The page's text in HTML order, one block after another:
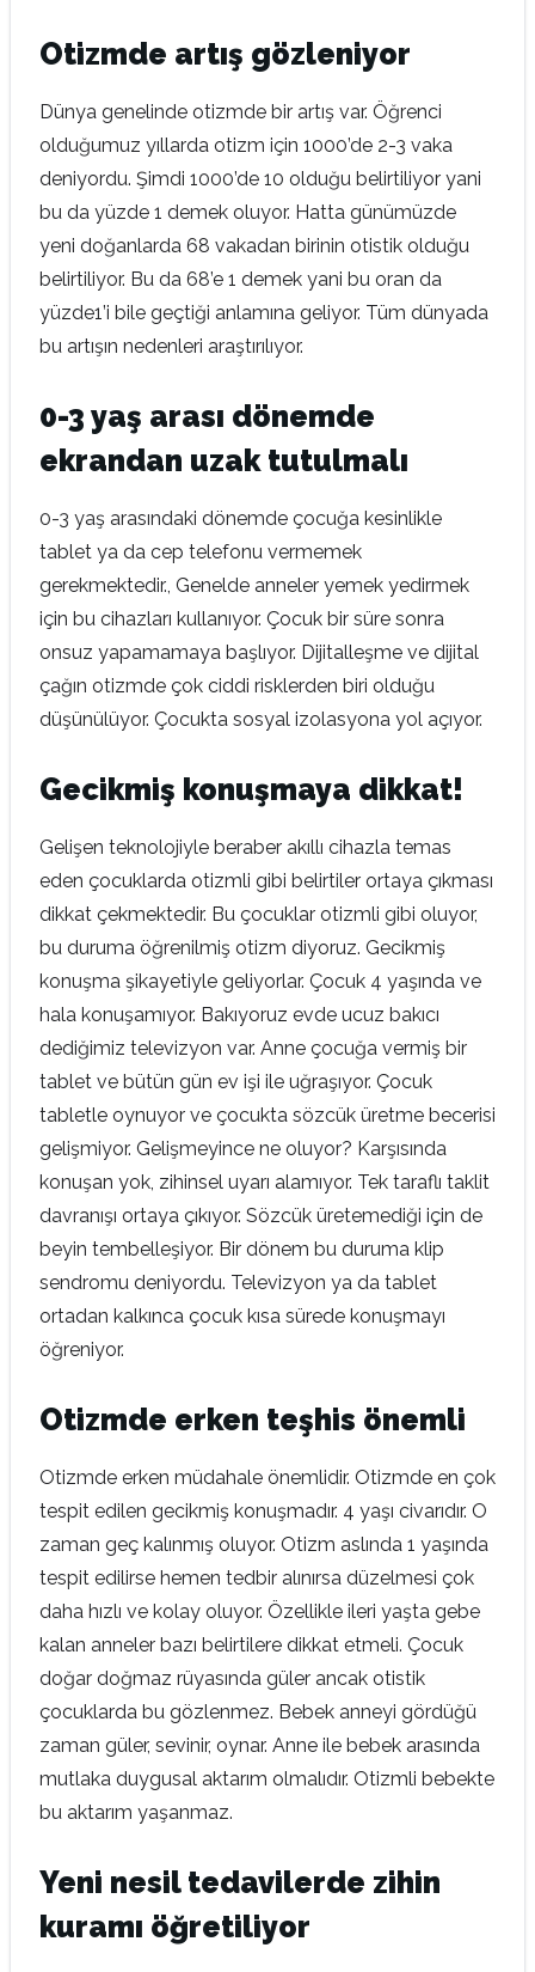
Otizmde artış gözleniyor
Dünya genelinde otizmde bir artış var. Öğrenci
olduğumuz yıllarda otizm için 1000’de 2-3 vaka
deniyordu. Şimdi 1000’de 10 olduğu belirtiliyor yani
bu da yüzde 1 demek oluyor. Hatta günümüzde
yeni doğanlarda 68 vakadan birinin otistik olduğu
belirtiliyor. Bu da 68’e 1 demek yani bu oran da
yüzde1’i bile geçtiği anlamına geliyor. Tüm dünyada
bu artışın nedenleri araştırılıyor.
0-3 yaş arası dönemde
ekrandan uzak tutulmalı
0-3 yaş arasındaki dönemde çocuğa kesinlikle
tablet ya da cep telefonu vermemek
gerekmektedir., Genelde anneler yemek yedirmek
için bu cihazları kullanıyor. Çocuk bir süre sonra
onsuz yapamamaya başlıyor. Dijitalleşme ve dijital
çağın otizmde çok ciddi risklerden biri olduğu
düşünülüyor. Çocukta sosyal izolasyona yol açıyor.
Gecikmiş konuşmaya dikkat!
Gelişen teknolojiyle beraber akıllı cihazla temas
eden çocuklarda otizmli gibi belirtiler ortaya çıkması
dikkat çekmektedir. Bu çocuklar otizmli gibi oluyor,
bu duruma öğrenilmiş otizm diyoruz. Gecikmiş
konuşma şikayetiyle geliyorlar. Çocuk 4 yaşında ve
hala konuşamıyor. Bakıyoruz evde ucuz bakıcı
dediğimiz televizyon var. Anne çocuğa vermiş bir
tablet ve bütün gün ev işi ile uğraşıyor. Çocuk
tabletle oynuyor ve çocukta sözcük üretme becerisi
gelişmiyor. Gelişmeyince ne oluyor? Karşısında
konuşan yok, zihinsel uyarı alamıyor. Tek taraflı taklit
davranışı ortaya çıkıyor. Sözcük üretemediği için de
beyin tembelleşiyor. Bir dönem bu duruma klip
sendromu deniyordu. Televizyon ya da tablet
ortadan kalkınca çocuk kısa sürede konuşmayı
öğreniyor.
Otizmde erken teşhis önemli
Otizmde erken müdahale önemlidir. Otizmde en çok
tespit edilen gecikmiş konuşmadır. 4 yaşı civarıdır. O
zaman geç kalınmış oluyor. Otizm aslında 1 yaşında
tespit edilirse hemen tedbir alınırsa düzelmesi çok
daha hızlı ve kolay oluyor. Özellikle ileri yaşta gebe
kalan anneler bazı belirtilere dikkat etmeli. Çocuk
doğar doğmaz rüyasında güler ancak otistik
çocuklarda bu gözlenmez. Bebek anneyi gördüğü
zaman güler, sevinir, oynar. Anne ile bebek arasında
mutlaka duygusal aktarım olmalıdır. Otizmli bebekte
bu aktarım yaşanmaz.
Yeni nesil tedavilerde zihin
kuramı öğretiliyor